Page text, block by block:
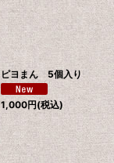
ピヨまん 5個入り
1,000円(税込)